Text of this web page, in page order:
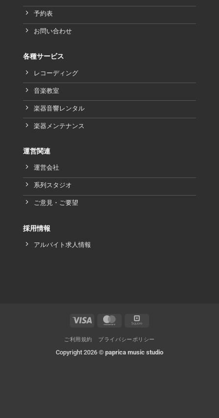
予約表
お問い合わせ
各種サービス
レコーディング
音楽教室
楽器音響レンタル
楽器メンテナンス
運営関連
運営会社
系列スタジオ
ご意見・ご要望
採用情報
アルバイト求人情報
ご利用規約 プライバシーポリシー
Copyright 2026 © paprica music studio